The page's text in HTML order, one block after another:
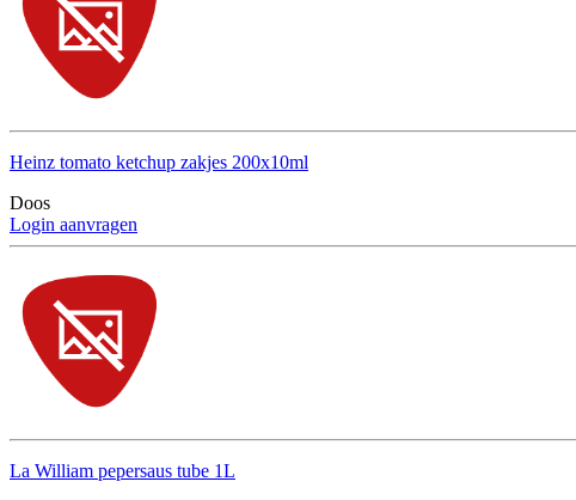
Heinz tomato ketchup zakjes 200x10ml
Doos
Login aanvragen
La William pepersaus tube 1L